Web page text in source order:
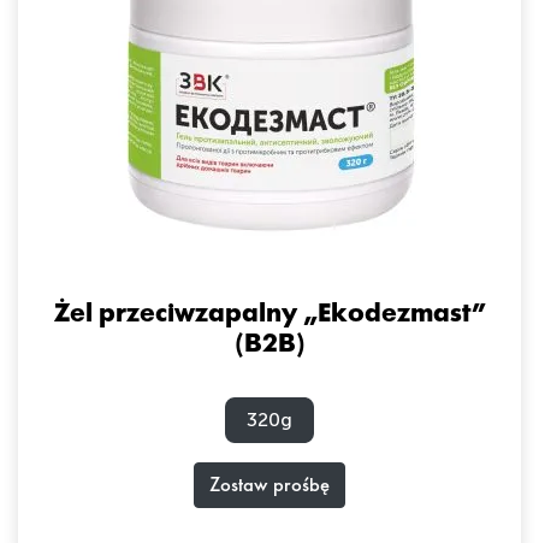
Żel przeciwzapalny „Ekodezmast”
(B2B)
320g
Zostaw prośbę